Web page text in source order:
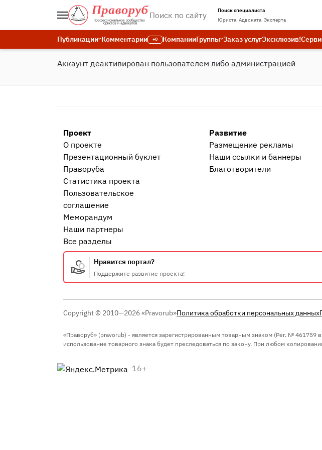
Поиск специалиста
Юриста. Адвоката. Эксперта
Публикации Комментарии +0 КомпанииГруппы Заказ услугЭксклюзив!
Аккаунт деактивирован пользователем либо администрацией
Проект
О проекте
Презентационный букл​ет
Праворуба
Статистика проекта
Пользовательское
соглашение
Меморандум
Наши партнеры
Все разделы
Развитие
Размещение рекламы
Наши ссылки и баннеры
Благотворители
Нравится портал?
Поддержите развитие проекта!
Copyright © 2010—2026 «Pravorub»Политика обработки персональных данных
«Праворуб» (pravorub) - является зарегистрированным товарным знаком (Рег. №
использование товарного знака будет преследоваться по закону. При любом
16+